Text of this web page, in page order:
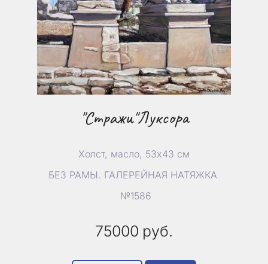
"Стражи"Луксора
Холст, масло, 53х43 см
БЕЗ РАМЫ. ГАЛЕРЕЙНАЯ НАТЯЖКА
№1586
75000 руб.